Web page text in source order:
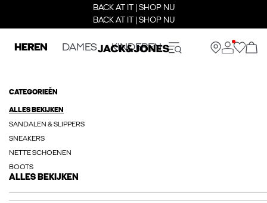
BACK AT IT | SHOP NU
BACK AT IT | SHOP NU
HEREN DAMES KINDEREN
CATEGORIEËN
ALLES BEKIJKEN
SANDALEN & SLIPPERS
SNEAKERS
NETTE SCHOENEN
BOOTS
ALLES BEKIJKEN